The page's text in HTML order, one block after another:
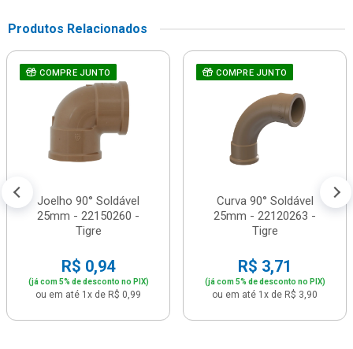
Produtos Relacionados
COMPRE JUNTO
Joelho 90° Soldável
25mm - 22150260 -
Tigre
R$ 0,94
(já com 5% de desconto no PIX)
ou em até 1x de R$ 0,99
COMPRE JUNTO
Curva 90° Soldável
25mm - 22120263 -
Tigre
R$ 3,71
(já com 5% de desconto no PIX)
ou em até 1x de R$ 3,90